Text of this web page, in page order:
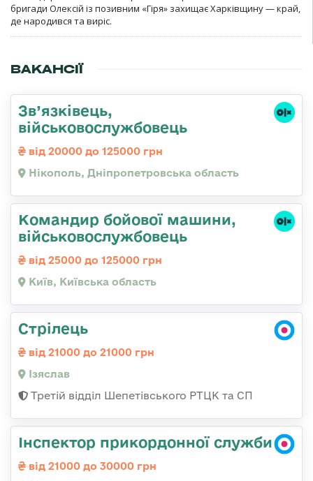
бригади Олексій із позивним «Гіря» захищає Харківщину — край,
де народився та виріс.
ВАКАНСІЇ
Зв’язківець,
військовослужбовець
від 20000 до 125000 грн
Нікополь, Дніпропетровська область
Командиp бойової машини,
військовослужбовець
від 25000 до 125000 грн
Київ, Київська область
Стрілець
від 21000 до 21000 грн
Ізяслав
Третій відділ Шепетівського РТЦК та СП
Інспектор прикордонної служби
від 21000 до 30000 грн